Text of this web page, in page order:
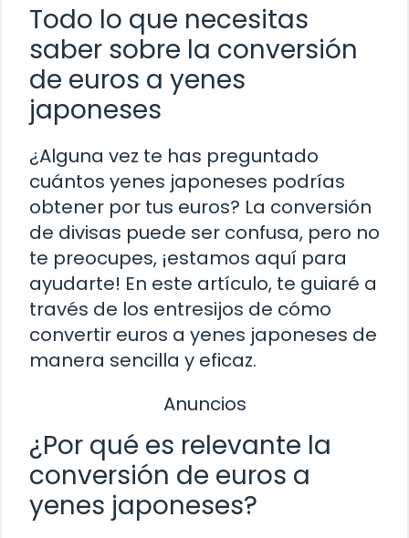
Todo lo que necesitas
saber sobre la conversión
de euros a yenes
japoneses
¿Alguna vez te has preguntado
cuántos yenes japoneses podrías
obtener por tus euros? La conversión
de divisas puede ser confusa, pero no
te preocupes, ¡estamos aquí para
ayudarte! En este artículo, te guiaré a
través de los entresijos de cómo
convertir euros a yenes japoneses de
manera sencilla y eficaz.
Anuncios
¿Por qué es relevante la
conversión de euros a
yenes japoneses?